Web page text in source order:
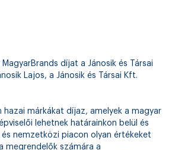
díjat a Jánosik és Társai
Lajos, a Jánosik és Társai Kft.
hazai márkákat díjaz, amelyek a magyar
lehetnek határainkon belül és
és nemzetközi piacon olyan értékeket
megrendelők számára a